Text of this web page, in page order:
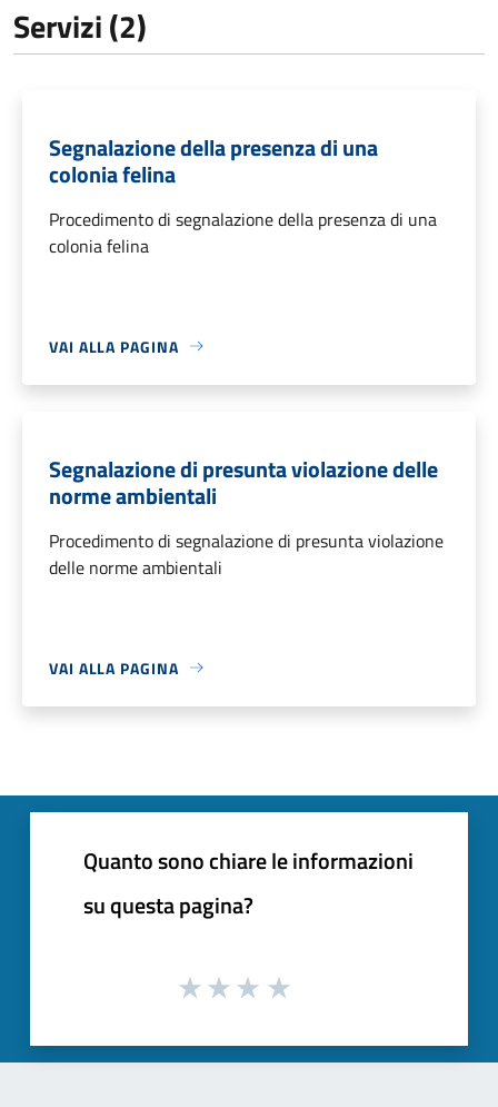
Servizi (2)
Segnalazione della presenza di una
colonia felina
Procedimento di segnalazione della presenza di una
colonia felina
VAI ALLA PAGINA
Segnalazione di presunta violazione delle
norme ambientali
Procedimento di segnalazione di presunta violazione
delle norme ambientali
VAI ALLA PAGINA
Quanto sono chiare le informazioni
su questa pagina?